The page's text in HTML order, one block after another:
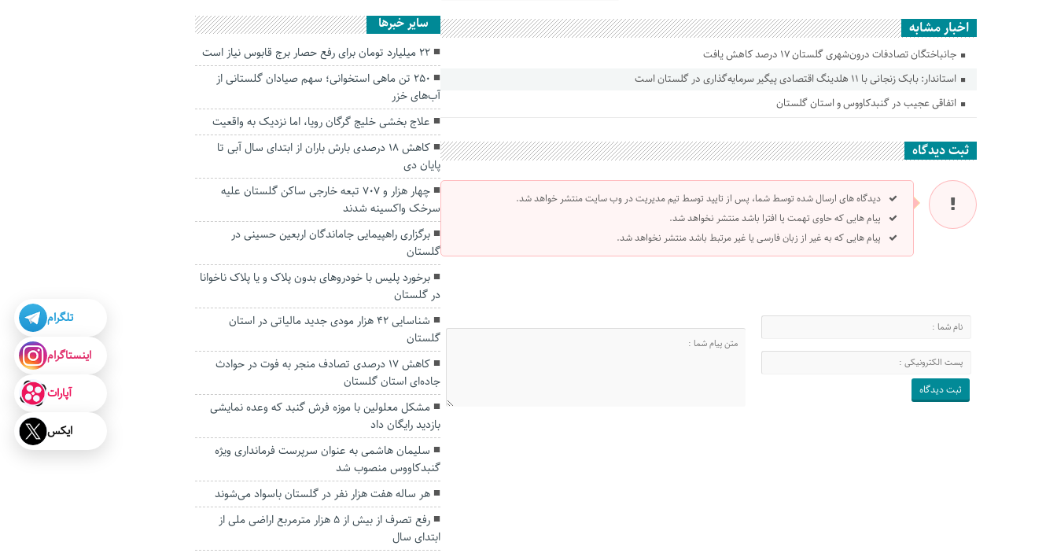
اخبار مشابه
جانباختگان تصادفات درون‌شهری گلستان ۱۷ درصد کاهش یافت
استاندار: بابک زنجانی با ۱۱ هلدینگ اقتصادی پیگیر سرمایه‌گذاری در گلستان است
اتفاقی عجیب در‌ گنبدکاووس و استان گلستان
ثبت دیدگاه
دیدگاه های ارسال شده توسط شما، پس از تایید توسط تیم مدیریت در وب سایت منتشر خواهد شد.
پیام هایی که حاوی تهمت یا افترا باشد منتشر نخواهد شد.
پیام هایی که به غیر از زبان فارسی یا غیر مرتبط باشد منتشر نخواهد شد.
سایر خبرها
۲۲ میلیارد تومان برای رفع حصار برج قابوس نیاز است
۲۵۰ تن ماهی استخوانی؛ سهم صیادان گلستانی از
آب‌های خزر
علاج بخشی خلیج گرگان رویا، اما نزدیک به واقعیت
کاهش ۱۸ درصدی بارش باران از ابتدای سال آبی تا
پایان دی
چهار هزار و ۷۰۷ تبعه خارجی ساکن گلستان علیه
سرخک واکسینه شدند
برگزاری راهپیمایی جاماندگان اربعین حسینی در
گلستان
برخورد پلیس با خودروهای بدون پلاک و یا پلاک ناخوانا
در گلستان
شناسایی ۴۲ هزار مودی جدید مالیاتی در استان
گلستان
کاهش ۱۷ درصدی تصادف منجر به فوت در حوادث
جاده‌ای استان گلستان
مشکل معلولین با موزه فرش گنبد که وعده نمایشی
بازدید رایگان داد
سلیمان هاشمی به عنوان سرپرست فرمانداری ویژه
گنبدکاووس منصوب شد
هر ساله هفت هزار نفر در گلستان باسواد می‌شوند
رفع تصرف از بیش از ۵ هزار مترمربع اراضی ملی از
ابتدای سال
تلگرام
اینستاگرام
آپارات
ایکس